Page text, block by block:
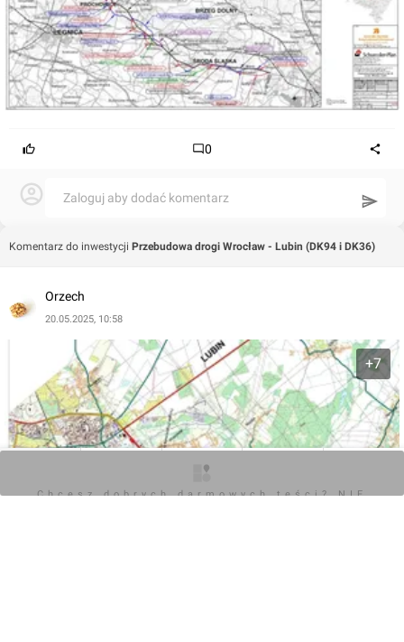
do prognozowanych natężeń ruchu z jednoczesnym
dostosowaniem konstrukcji drogi do przenoszenia
obciążeń 11,5 t/oś.
0
Zaloguj aby dodać komentarz
Komentarz do inwestycji Przebudowa drogi Wrocław - Lubin (DK94 i DK36)
Orzech
20.05.2025, 10:58
+7
Chcesz dobrych darmowych teści? NIE